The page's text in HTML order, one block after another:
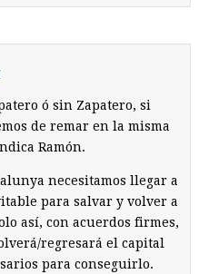
ó sin Zapatero, si
de remar en la misma
Ramón.
necesitamos llegar a
para salvar y volver a
así, con acuerdos firmes,
regresará el capital
para conseguirlo.